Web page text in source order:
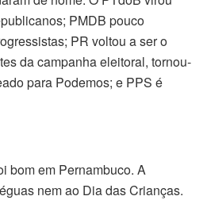
PMDB pouco
PR voltou a ser o
da campanha eleitoral, tornou-
para Podemos; e PPS é
bom em Pernambuco. A
nem ao Dia das Crianças.